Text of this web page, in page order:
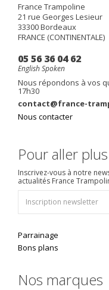
France Trampoline
21 rue Georges Lesieur
33300Bordeaux
FRANCE (CONTINENTALE)
05 56 36 04 62
English Spoken
Nous répondons à vos
17h30
contact@france-
Nous contacter
Pour aller
Inscrivez-vous à notre
actualités France
Parrainage
Bons plans
Nos marques